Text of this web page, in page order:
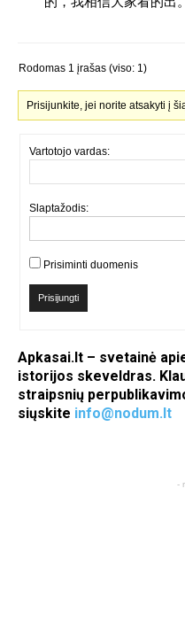
Rodomas 1 įrašas (viso: 1)
Prisijunkite, jei norite atsakyti į
Vartotojo vardas:
Slaptažodis:
Prisiminti duomenis
Prisijungti
Apkasai.lt – svetainė
istorijos skeveldras.
straipsnių
siųskite info@nodum.lt
-